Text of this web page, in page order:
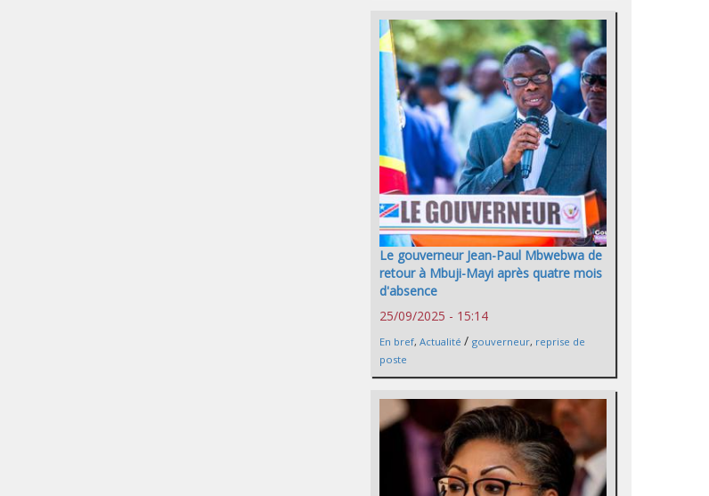
Le gouverneur Jean-Paul Mbwebwa de
retour à Mbuji-Mayi après quatre mois
d'absence
25/09/2025 - 15:14
En bref, Actualité / gouverneur, reprise de
poste